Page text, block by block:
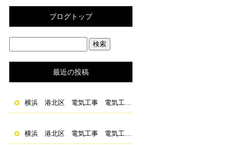
ブログトップ
最近の投稿
横浜 港北区 電気工事 電気工事士 求人 資格取得
横浜 港北区 電気工事 電気工事士 求人 資格取得